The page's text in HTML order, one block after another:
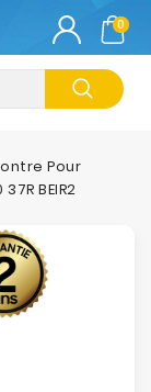
0
Pour
BEIR2